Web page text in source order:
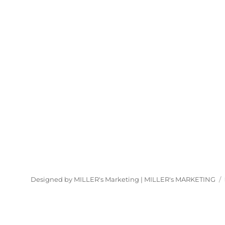
Designed by MILLER's Marketing | MILLER's MARKETING